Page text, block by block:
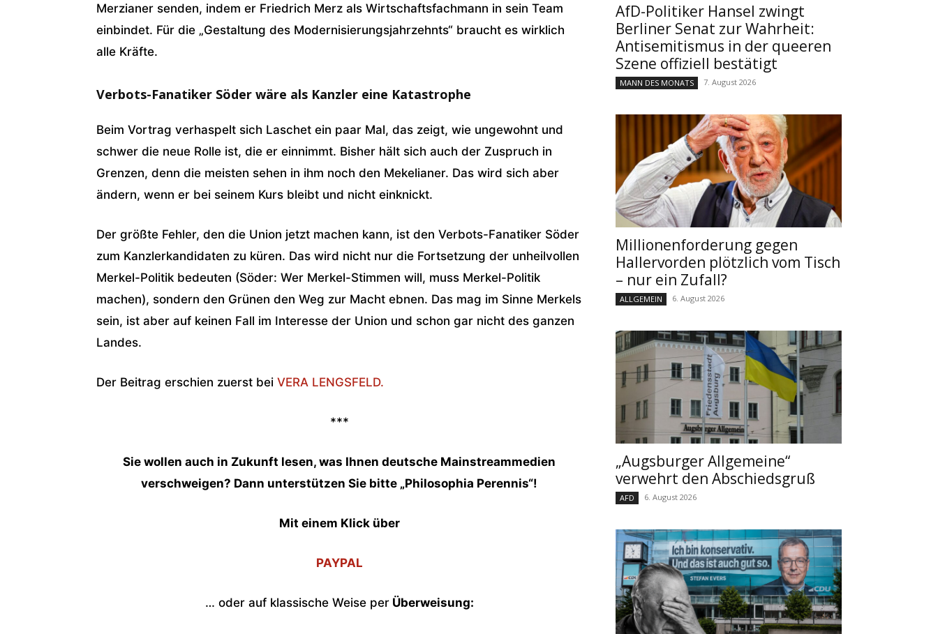
Merzianer senden, indem er Friedrich Merz als Wirtschaftsfachmann in sein Team
einbindet. Für die „Gestaltung des Modernisierungsjahrzehnts“ braucht es wirklich
alle Kräfte.
Verbots-Fanatiker Söder wäre als Kanzler eine Katastrophe
Beim Vortrag verhaspelt sich Laschet ein paar Mal, das zeigt, wie ungewohnt und
schwer die neue Rolle ist, die er einnimmt. Bisher hält sich auch der Zuspruch in
Grenzen, denn die meisten sehen in ihm noch den Mekelianer. Das wird sich aber
ändern, wenn er bei seinem Kurs bleibt und nicht einknickt.
Der größte Fehler, den die Union jetzt machen kann, ist den Verbots-Fanatiker Söder
zum Kanzlerkandidaten zu küren. Das wird nicht nur die Fortsetzung der unheilvollen
Merkel-Politik bedeuten (Söder: Wer Merkel-Stimmen will, muss Merkel-Politik
machen), sondern den Grünen den Weg zur Macht ebnen. Das mag im Sinne Merkels
sein, ist aber auf keinen Fall im Interesse der Union und schon gar nicht des ganzen
Landes.
Der Beitrag erschien zuerst bei VERA LENGSFELD.
***
Sie wollen auch in Zukunft lesen, was Ihnen deutsche Mainstreammedien
verschweigen? Dann unterstützen Sie bitte „Philosophia Perennis“!
Mit einem Klick über
PAYPAL
… oder auf klassische Weise perÜberweisung:
AfD-Politiker Hansel zwingt
Berliner Senat zur Wahrheit:
Antisemitismus in der queeren
Szene offiziell bestätigt
MANN DES MONATS 7. August 2026
Millionenforderung gegen
Hallervorden plötzlich vom Tisch
– nur ein Zufall?
ALLGEMEIN 6. August 2026
„Augsburger Allgemeine“
verwehrt den Abschiedsgruß
AFD 6. August 2026